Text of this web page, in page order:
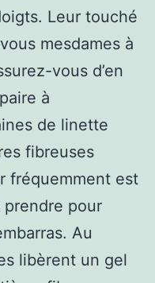
Leur touché
mesdames à
vous d’en
à
de linette
fibreuses
fréquemment est
pour
Au
libèrent un gel